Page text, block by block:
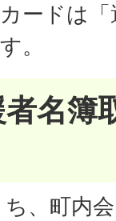
ードは
。
名簿
、町内